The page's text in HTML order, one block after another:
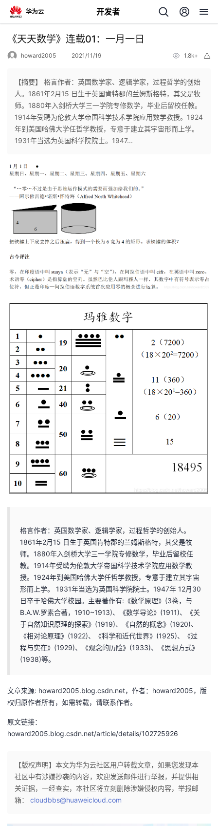
开发者
返
个
人
主
页
我
的
开
发
者
我
的
博
客
我
的
论
坛
我
的
圈
我
的
我
我
的
开
发
者
我
的
课
程
我
的
认
证
我
的
实
验
我
的
收
我
的
Programs
我
的
支
我
的
技
术
支
持
我
的
云
声
建
《天天数学》连载01：一月一日
howard2005 2021/11/19 1.8k+
【摘要】 格言作者：英国数学家、逻辑学家，过程哲学的创始
人。1861年2月15 日生于英国肯特郡的兰姆斯格特，其父是牧
师。1880年入剑桥大学三一学院专修数学，毕业后留校任教。
1914年受聘为伦敦大学帝国科学技术学院应用数学教授。1924
年到美国哈佛大学任哲学教授，专意于建立其宇宙形而上学。
1931年当选为英国科学院院士。1947...
格言作者：英国数学家、逻辑学家，过程哲学的创始人。
1861年2月15 日生于英国肯特郡的兰姆斯格特，其父是牧
师。1880年入剑桥大学三一学院专修数学，毕业后留校任
教。1914年受聘为伦敦大学帝国科学技术学院应用数学教
授。1924年到美国哈佛大学任哲学教授，专意于建立其宇宙
形而上学。 1931年当选为英国科学院院士。1947年 12月30
日卒于哈佛大学校园。主要著作有:《数学原理》(3卷，与
B.A.W.罗素合著，1910~1913)、《数学导论》(1911)、《关
于自然知识原理的探索》(1919)、《自然的概念》(1920)、
《相对论原理》(1922)、《科学和近代世界》(1925)、《过
程与实在》(1929)、《观念的历险》(1933)、《思想方式》
(1938)等。
文章来源: howard2005.blog.csdn.net，作者：howard2005，版
权归原作者所有，如需转载，请联系作者。
原文链接：
howard2005.blog.csdn.net/article/details/102725926
【版权声明】本文为华为云社区用户转载文章，如果您发现本
社区中有涉嫌抄袭的内容，欢迎发送邮件进行举报，并提供相
关证据，一经查实，本社区将立刻删除涉嫌侵权内容，举报邮
箱： cloudbbs@huaweicloud.com